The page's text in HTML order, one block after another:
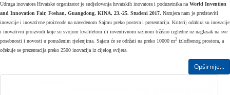
Udruga inovatora Hrvatske organizator je sudjelovanja hrvatskih inovatora i poduzetnika na World Invention
and Innovation Fair, Foshan, Guangdong, KINA, 23.-25. Studeni 2017. Namjera nam je predstaviti
inovacije i inovativne proizvode na navedenom Sajmu preko postera i prezentacija. Kriterij odabira su inovacije
i inovativni proizvodi koje su svojom kvalitetom ili inventivnom razinom tržišno izgledne uz naglasak na sve
posebnosti i novosti u ponuđenim rješenjima. Sajam će se održati na preko 10000 m2 izložbenog prostora, a
očekuje se prezentacija preko 2500 inovacija iz cijelog svijeta.
Opširnije...